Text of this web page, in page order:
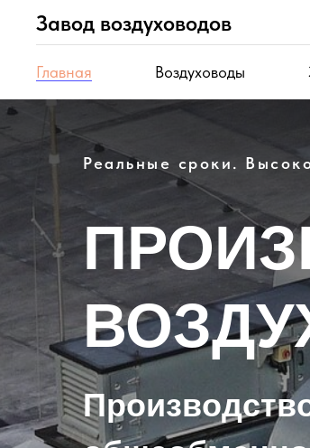
Завод воздуховодов
Главная Воздуховоды
Реальные сроки.